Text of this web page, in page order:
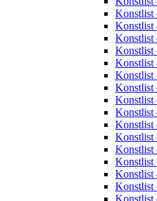
Konstlist
Konstlist
Konstlist
Konstlist
Konstlist
Konstlist
Konstlist
Konstlist
Konstlist
Konstlist
Konstlist
Konstlist
Konstlist
Konstlist
Konstlist
Konstlist